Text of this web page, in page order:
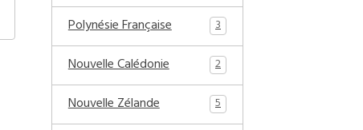
Polynésie Française 3
Nouvelle Calédonie 2
Nouvelle Zélande 5